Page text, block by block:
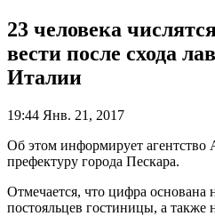
23 человека
вести после схода
Италии
19:44 Янв. 21, 2017
Об этом информирует
префектуру города Пескара.
Отмечается, что цифра основана
постояльцев гостиницы, а также